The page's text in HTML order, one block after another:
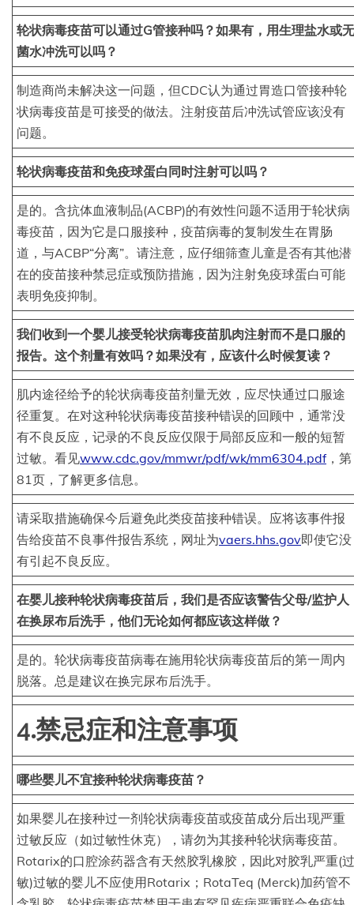
轮状病毒疫苗可以通过G管接种吗？如果有，用生理盐水或无
菌水冲洗可以吗？
制造商尚未解决这一问题，但CDC认为通过胃造口管接种轮
状病毒疫苗是可接受的做法。注射疫苗后冲洗试管应该没有
问题。
轮状病毒疫苗和免疫球蛋白同时注射可以吗？
是的。含抗体血液制品(ACBP)的有效性问题不适用于轮状病
毒疫苗，因为它是口服接种，疫苗病毒的复制发生在胃肠
道，与ACBP“分离”。请注意，应仔细筛查儿童是否有其他潜
在的疫苗接种禁忌症或预防措施，因为注射免疫球蛋白可能
表明免疫抑制。
我们收到一个婴儿接受轮状病毒疫苗肌肉注射而不是口服的
报告。这个剂量有效吗？如果没有，应该什么时候复读？
肌内途径给予的轮状病毒疫苗剂量无效，应尽快通过口服途
径重复。在对这种轮状病毒疫苗接种错误的回顾中，通常没
有不良反应，记录的不良反应仅限于局部反应和一般的短暂
过敏。看见www.cdc.gov/mmwr/pdf/wk/mm6304.pdf，第
81页，了解更多信息。
请采取措施确保今后避免此类疫苗接种错误。应将该事件报
告给疫苗不良事件报告系统，网址为vaers.hhs.gov即使它没
有引起不良反应。
在婴儿接种轮状病毒疫苗后，我们是否应该警告父母/监护人
在换尿布后洗手，他们无论如何都应该这样做？
是的。轮状病毒疫苗病毒在施用轮状病毒疫苗后的第一周内
脱落。总是建议在换完尿布后洗手。
4.禁忌症和注意事项
哪些婴儿不宜接种轮状病毒疫苗？
如果婴儿在接种过一剂轮状病毒疫苗或疫苗成分后出现严重
过敏反应（如过敏性休克），请勿为其接种轮状病毒疫苗。
Rotarix的口腔涂药器含有天然胶乳橡胶，因此对胶乳严重(过
敏)过敏的婴儿不应使用Rotarix；RotaTeq (Merck)加药管不